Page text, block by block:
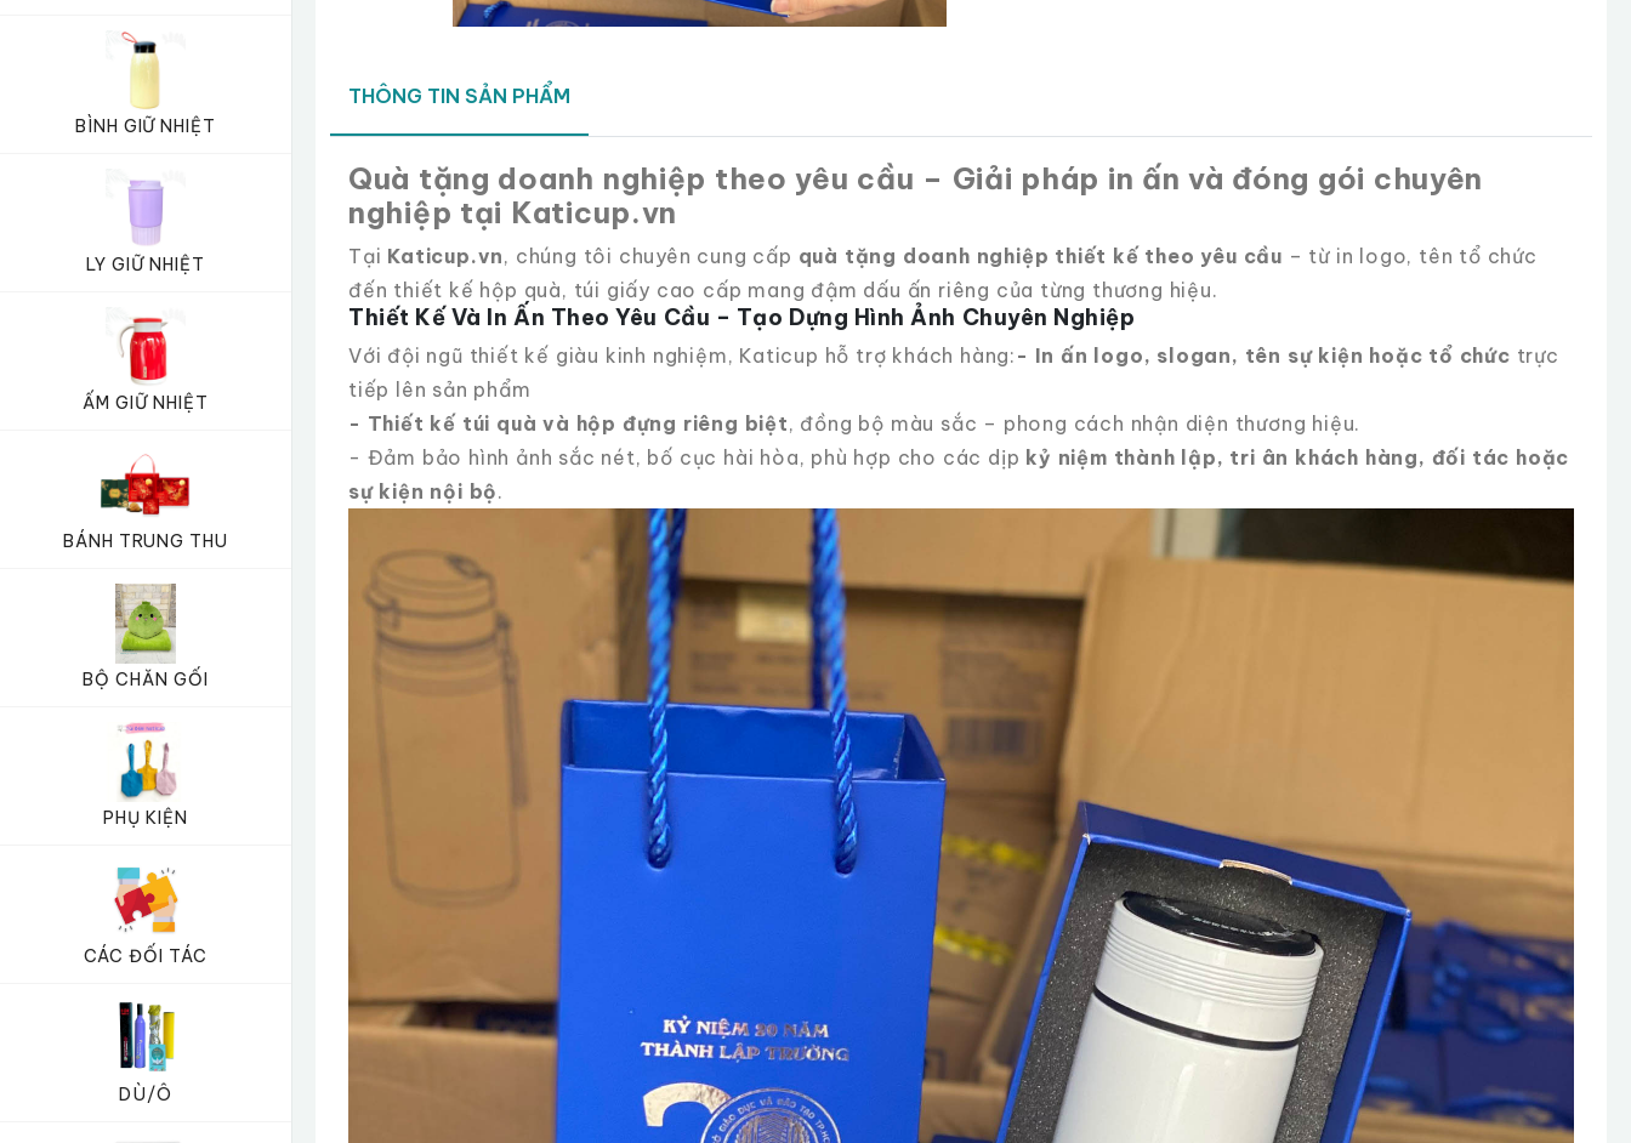
BÌNH GIỮ NHIỆT
LY GIỮ NHIỆT
ẤM GIỮ NHIỆT
BÁNH TRUNG THU
BỘ CHĂN GỐI
PHỤ KIỆN
CÁC ĐỐI TÁC
DÙ/Ô
THÔNG TIN SẢN PHẨM
Quà tặng doanh nghiệp theo yêu cầu – Giải pháp in ấn và đóng gói chuyên
nghiệp tại Katicup.vn
Tại Katicup.vn, chúng tôi chuyên cung cấp quà tặng doanh nghiệp thiết kế theo yêu cầu – từ in logo, tên tổ chức
đến thiết kế hộp quà, túi giấy cao cấp mang đậm dấu ấn riêng của từng thương hiệu.
Thiết Kế Và In Ấn Theo Yêu Cầu – Tạo Dựng Hình Ảnh Chuyên Nghiệp
Với đội ngũ thiết kế giàu kinh nghiệm, Katicup hỗ trợ khách hàng: - In ấn logo, slogan, tên sự kiện hoặc tổ chức trực
tiếp lên sản phẩm
- Thiết kế túi quà và hộp đựng riêng biệt, đồng bộ màu sắc – phong cách nhận diện thương hiệu.
- Đảm bảo hình ảnh sắc nét, bố cục hài hòa, phù hợp cho các dịp kỷ niệm thành lập, tri ân khách hàng, đối tác hoặc
sự kiện nội bộ.